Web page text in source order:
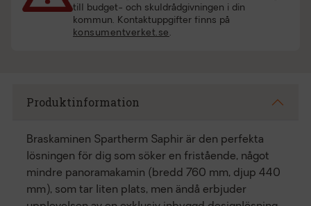
till budget- och skuldrådgivningen i din
kommun. Kontaktuppgifter finns på
konsumentverket.se .
Produktinformation
Braskaminen Spartherm Saphir är den perfekta
lösningen för dig som söker en fristående, något
mindre panoramakamin (bredd 760 mm, djup 440
mm), som tar liten plats, men ändå erbjuder